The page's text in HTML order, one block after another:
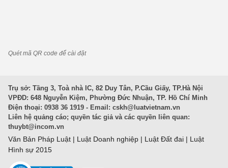
Quét mã QR code để cài đặt
Trụ sở: Tầng 3, Toà nhà IC, 82 Duy Tân, P.Cầu Giấy, TP.Hà Nội
VPĐD: 648 Nguyễn Kiệm, Phường Đức Nhuận, TP. Hồ Chí Minh
Điện thoại: 0938 36 1919 - Email: cskh@luatvietnam.vn
Liên hệ quảng cáo; quyền tác giả và các quyền liên quan:
thuybt@incom.vn
Văn Bản Pháp Luật | Luật Doanh nghiệp | Luật Đất đai | Luật
Hình sự 2015